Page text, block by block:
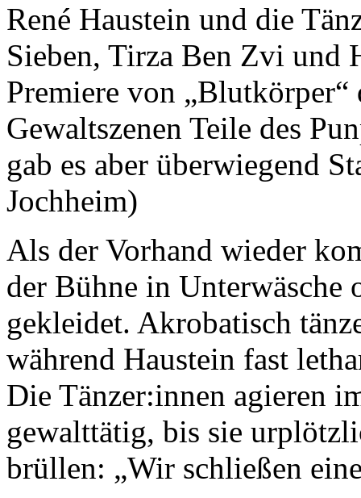
René Haustein und die
Sieben, Tirza Ben Zvi und
Premiere von
Gewaltszenen Teile des
gab es aber überwiegend
Jochheim)
Als der Vorhand wieder
der Bühne in Unterwäsche
gekleidet. Akrobatisch
während Haustein fast
Die Tänzer:innen agieren
gewalttätig, bis sie
brüllen: „Wir schließen